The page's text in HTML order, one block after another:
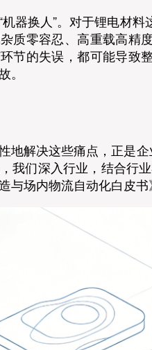
器换人”。对于锂电材
质零容忍、高重载高精
节的失误，都可能导致
。
地解决这些痛点，正是
我们深入行业，结合行
与场内物流自动化白皮书